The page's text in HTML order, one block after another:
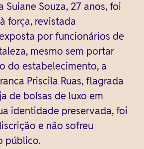
Souza, 27 anos, foi
força, revistada
por funcionários de
mesmo sem portar
do estabelecimento, a
Priscila Ruas, flagrada
de bolsas de luxo em
identidade preservada, foi
e não sofreu
público.